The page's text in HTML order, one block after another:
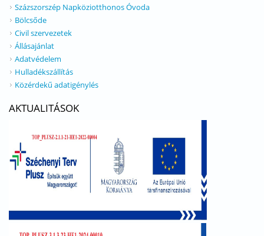
Százszorszép Napköziotthonos Óvoda
Bölcsőde
Civil szervezetek
Állásajánlat
Adatvédelem
Hulladékszállítás
Közérdekű adatigénylés
AKTUALITÁSOK